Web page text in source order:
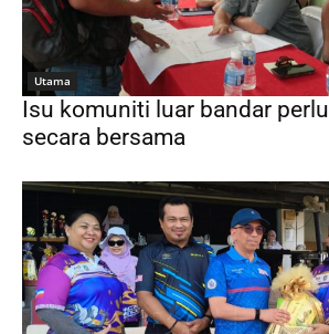
Utama
Isu komuniti luar bandar
secara bersama